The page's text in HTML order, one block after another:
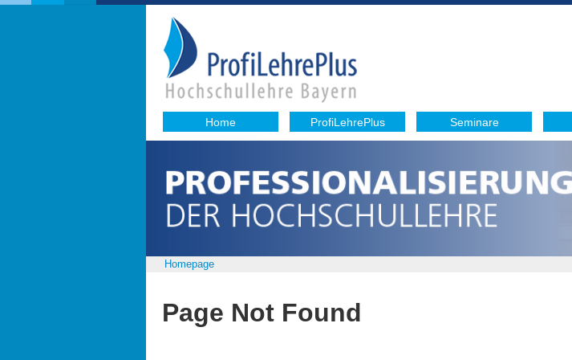
Home ProfiLehrePlus Seminare
Homepage
Page Not Found